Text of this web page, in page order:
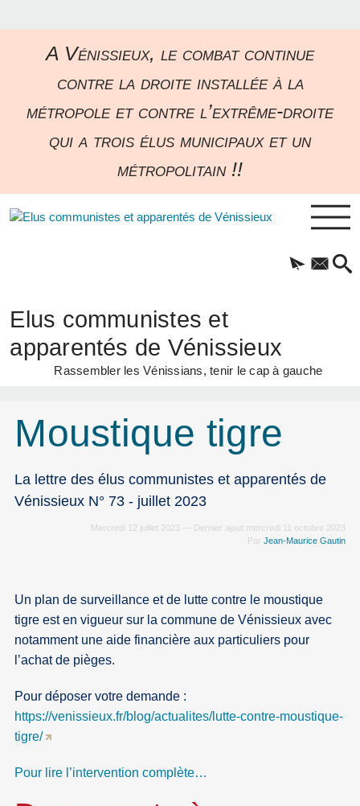
A Vénissieux, le combat continue
contre la droite installée à la
métropole et contre l’extrême-droite
qui a trois élus municipaux et un
métropolitain !!
Elus communistes et
apparentés de Vénissieux
Rassembler les Vénissians, tenir le cap à gauche
Moustique tigre
La lettre des élus communistes et apparentés de
Vénissieux N° 73 - juillet 2023
Mercredi 12 juillet 2023 — Dernier ajout mercredi 11 octobre 2023
Par Jean-Maurice Gautin
Un plan de surveillance et de lutte contre le moustique
tigre est en vigueur sur la commune de Vénissieux avec
notamment une aide financière aux particuliers pour
l’achat de pièges.
Pour déposer votre demande :
https://venissieux.fr/blog/actualites/lutte-contre-moustique-
tigre/
Pour lire l’intervention complète…